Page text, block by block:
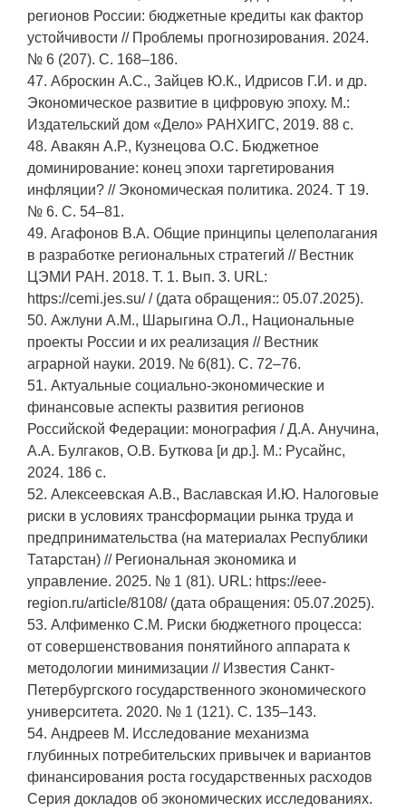
регионов России: бюджетные кредиты как фактор
устойчивости // Проблемы прогнозирования. 2024.
№ 6 (207). С. 168–186.
47. Аброскин А.С., Зайцев Ю.К., Идрисов Г.И. и др.
Экономическое развитие в цифровую эпоху. М.:
Издательский дом «Дело» РАНХИГС, 2019. 88 с.
48. Авакян А.Р., Кузнецова О.С. Бюджетное
доминирование: конец эпохи таргетирования
инфляции? // Экономическая политика. 2024. Т 19.
№ 6. С. 54–81.
49. Агафонов В.А. Общие принципы целеполагания
в разработке региональных стратегий // Вестник
ЦЭМИ РАН. 2018. T. 1. Вып. 3. URL:
https://cemi.jes.su/ / (дата обращения:: 05.07.2025).
50. Ажлуни А.М., Шарыгина О.Л., Национальные
проекты России и их реализация // Вестник
аграрной науки. 2019. № 6(81). С. 72–76.
51. Актуальные социально-экономические и
финансовые аспекты развития регионов
Российской Федерации: монография / Д.А. Анучина,
А.А. Булгаков, О.В. Буткова [и др.]. М.: Русайнс,
2024. 186 с.
52. Алексеевская А.В., Ваславская И.Ю. Налоговые
риски в условиях трансформации рынка труда и
предпринимательства (на материалах Республики
Татарстан) // Региональная экономика и
управление. 2025. № 1 (81). URL: https://eee-
region.ru/article/8108/ (дата обращения: 05.07.2025).
53. Алфименко С.М. Риски бюджетного процесса:
от совершенствования понятийного аппарата к
методологии минимизации // Известия Санкт-
Петербургского государственного экономического
университета. 2020. № 1 (121). С. 135–143.
54. Андреев М. Исследование механизма
глубинных потребительских привычек и вариантов
финансирования роста государственных расходов
Серия докладов об экономических исследованиях.